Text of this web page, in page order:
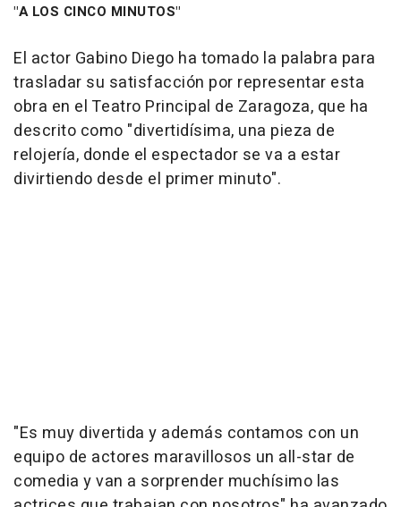
"A LOS CINCO MINUTOS"
El actor Gabino Diego ha tomado la palabra para
trasladar su satisfacción por representar esta
obra en el Teatro Principal de Zaragoza, que ha
descrito como "divertidísima, una pieza de
relojería, donde el espectador se va a estar
divirtiendo desde el primer minuto".
"Es muy divertida y además contamos con un
equipo de actores maravillosos un all-star de
comedia y van a sorprender muchísimo las